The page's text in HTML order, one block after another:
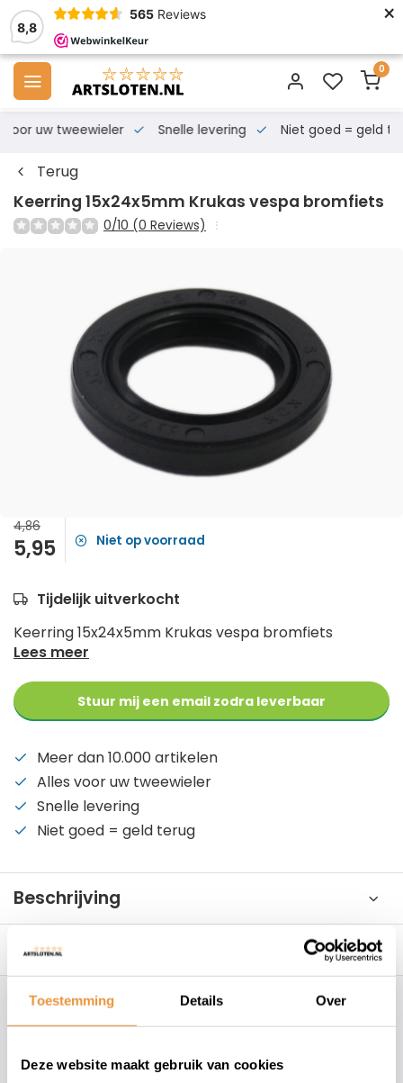
Toestemming Details Over
Deze website maakt gebruik van cookies
8,8
565 Reviews ×
0
voor uw tweewieler Snelle levering Niet goed = geld
Terug
Keerring 15x24x5mm Krukas vespa bromfiets
0/10 (0 Reviews)
4,86
5,95 Niet op voorraad
Tijdelijk uitverkocht
Keerring 15x24x5mm Krukas vespa bromfiets
Lees meer
Stuur mij een email zodra leverbaar
Meer dan 10.000 artikelen
Alles voor uw tweewieler
Snelle levering
Niet goed = geld terug
Beschrijving
Reviews
Hoe kunnen wij je helpen?
+31 78 780 2330